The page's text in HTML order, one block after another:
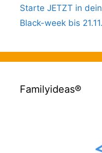
Starte JETZT in
Black-week bis
Familyideas®